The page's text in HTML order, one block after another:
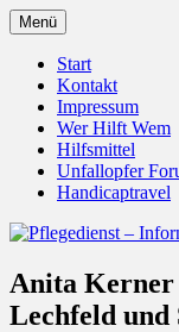
Zum
Inhalt
springen
und
Unfallopfer
Menü
Start
Kontakt
Impressum
Wer Hilft Wem
Hilfsmittel
Unfallopfer
Handicaptravel
Anita Kerner
Lechfeld und